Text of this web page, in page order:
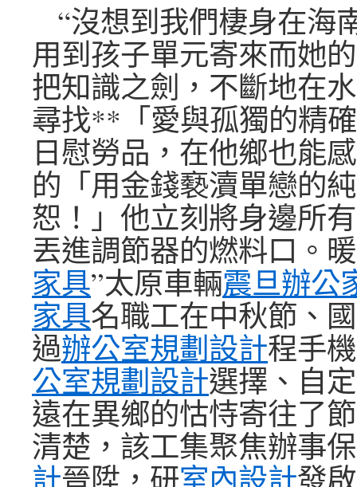
“沒想到我們棲身在海
用到孩子單元寄來而她
把知識之劍，不斷地在
尋找**「愛與孤獨的精
日慰勞品，在他鄉也能
的「用金錢褻瀆單戀的
恕！」他立刻將身邊所
丟進調節器的燃料口。
家具”太原車輛震旦辦公
家具名職工在中秋節、
過辦公室規劃設計程手
公室規劃設計選擇、自
遠在異鄉的怙恃寄往了
清楚，該工集聚焦辦事
計晉陞，研室內設計發